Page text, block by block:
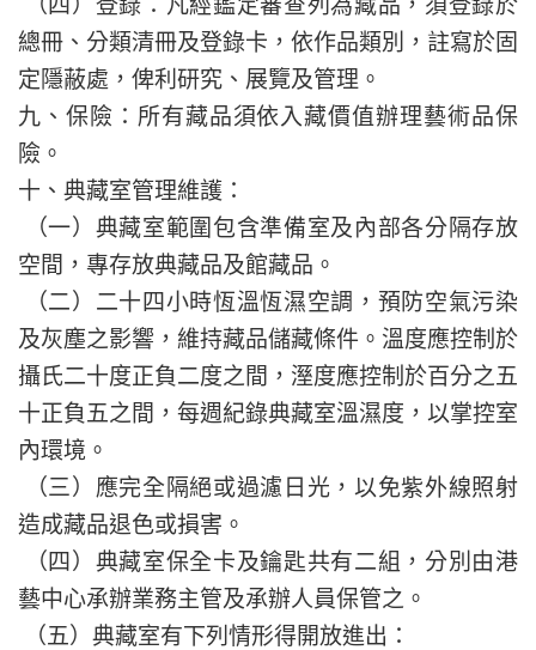
（四）登錄：凡經鑑定審查列為藏品，須登錄於
總冊、分類清冊及登錄卡，依作品類別，註寫於固
定隱蔽處，俾利研究、展覽及管理。
九、保險：所有藏品須依入藏價值辦理藝術品保
險。
十、典藏室管理維護：
（一）典藏室範圍包含準備室及內部各分隔存放
空間，專存放典藏品及館藏品。
（二）二十四小時恆溫恆濕空調，預防空氣污染
及灰塵之影響，維持藏品儲藏條件。溫度應控制於
攝氏二十度正負二度之間，溼度應控制於百分之五
十正負五之間，每週紀錄典藏室溫濕度，以掌控室
內環境。
（三）應完全隔絕或過濾日光，以免紫外線照射
造成藏品退色或損害。
（四）典藏室保全卡及鑰匙共有二組，分別由港
藝中心承辦業務主管及承辦人員保管之。
（五）典藏室有下列情形得開放進出：